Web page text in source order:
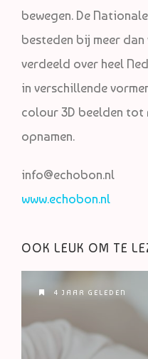
bewegen. De
besteden bij meer
verdeeld over heel
in verschillende
colour 3D beelden tot
opnamen.
info@echobon.nl
www.echobon.nl
OOK LEUK OM TE
4 JAAR GELEDEN